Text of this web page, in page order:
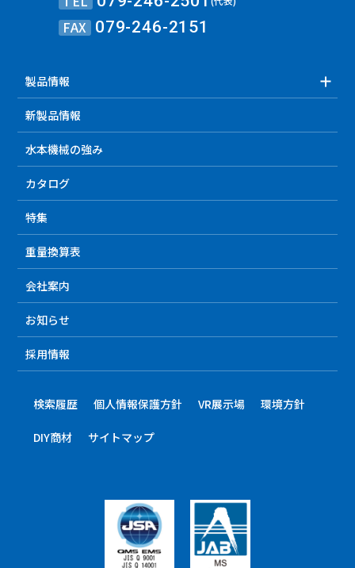
FAX 079-246-2151
製品情報
新製品情報
水本機械の強み
カタログ
特集
重量換算表
会社案内
お知らせ
採用情報
検索履歴 個人情報保護方針 VR展示場 環境方針
DIY商材 サイトマップ